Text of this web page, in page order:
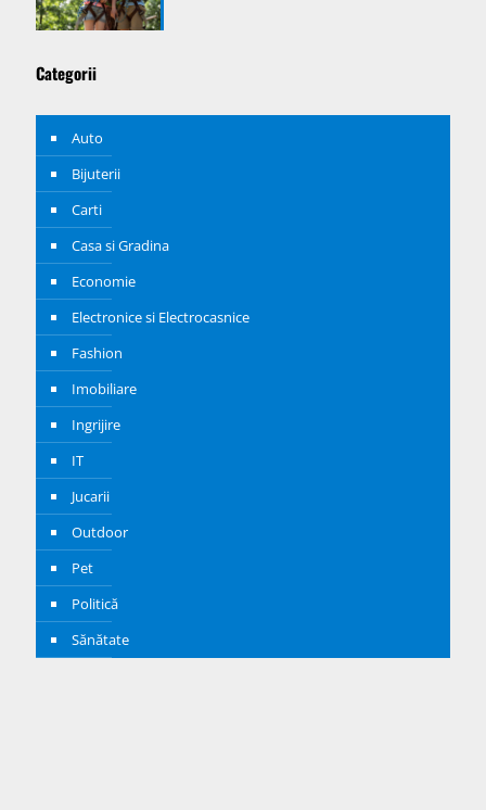
Categorii
Auto
Bijuterii
Carti
Casa si Gradina
Economie
Electronice si Electrocasnice
Fashion
Imobiliare
Ingrijire
IT
Jucarii
Outdoor
Pet
Politică
Sănătate